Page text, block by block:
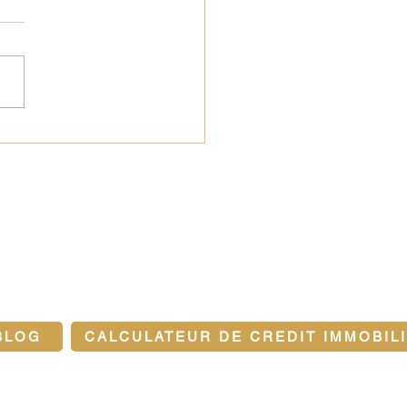
neuf : une nouvelle
CALCULATEUR DE CREDIT